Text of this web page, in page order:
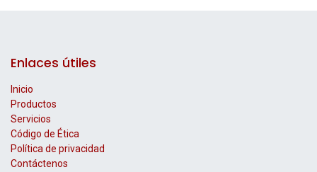
Enlaces útiles
Inicio
Productos
Servicios
Código de Ética
Política de privacidad
Contáctenos